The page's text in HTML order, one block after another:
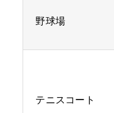
野球場
テニスコート